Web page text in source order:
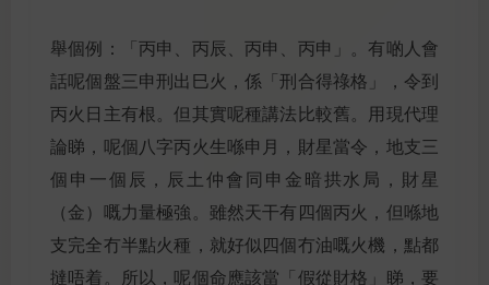
舉個例：「丙申、丙辰、丙申、丙申」。有啲人會
話呢個盤三申刑出巳火，係「刑合得祿格」，令到
丙火日主有根。但其實呢種講法比較舊。用現代理
論睇，呢個八字丙火生喺申月，財星當令，地支三
個申一個辰，辰土仲會同申金暗拱水局，財星
（金）嘅力量極強。雖然天干有四個丙火，但喺地
支完全冇半點火種，就好似四個冇油嘅火機，點都
撻唔着。所以，呢個命應該當「假從財格」睇，要